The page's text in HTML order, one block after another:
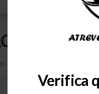
Verifica